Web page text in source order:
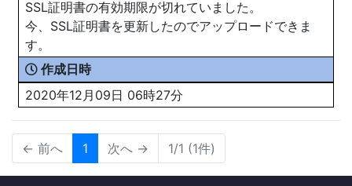
SSL証明書の有効期限が切れていました。
今、SSL証明書を更新したのでアップロードできま
す。
作成日時
2020年12月09日 06時27分
← 前へ 1 次へ → 1/1 (1件)